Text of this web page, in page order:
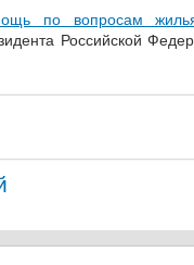
по вопросам
Российской